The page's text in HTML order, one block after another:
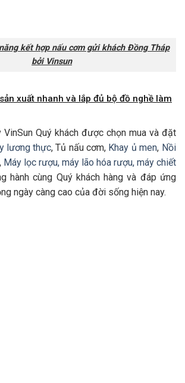
kết hợp nấu cơm gửi khách Đồng Tháp
bởi Vinsun
xuất nhanh và lắp đủ bộ đồ nghề làm
Quý khách được chọn mua và đặt
lương thực, Tủ nấu cơm, Khay ủ men, Nồi
, Máy lọc rượu, máy lão hóa rượu, máy chiết
hành cùng Quý khách hàng và đáp ứng
ngày càng cao của đời sống hiện nay.